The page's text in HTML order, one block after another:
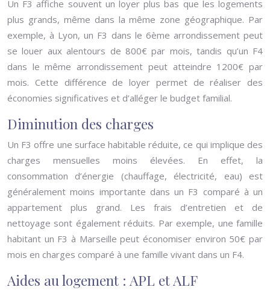
Un F3 affiche souvent un loyer plus bas que les logements
plus grands, même dans la même zone géographique. Par
exemple, à Lyon, un F3 dans le 6ème arrondissement peut
se louer aux alentours de 800€ par mois, tandis qu’un F4
dans le même arrondissement peut atteindre 1200€ par
mois. Cette différence de loyer permet de réaliser des
économies significatives et d’alléger le budget familial.
Diminution des charges
Un F3 offre une surface habitable réduite, ce qui implique des
charges mensuelles moins élevées. En effet, la
consommation d’énergie (chauffage, électricité, eau) est
généralement moins importante dans un F3 comparé à un
appartement plus grand. Les frais d’entretien et de
nettoyage sont également réduits. Par exemple, une famille
habitant un F3 à Marseille peut économiser environ 50€ par
mois en charges comparé à une famille vivant dans un F4.
Aides au logement : APL et ALF